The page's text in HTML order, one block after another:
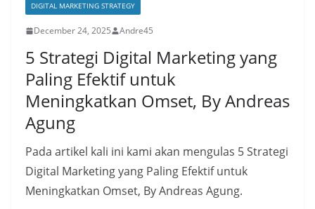
DIGITAL MARKETING STRATEGY
December 24, 2025 Andre45
5 Strategi Digital Marketing yang
Paling Efektif untuk
Meningkatkan Omset, By Andreas
Agung
Pada artikel kali ini kami akan mengulas 5 Strategi
Digital Marketing yang Paling Efektif untuk
Meningkatkan Omset, By Andreas Agung.